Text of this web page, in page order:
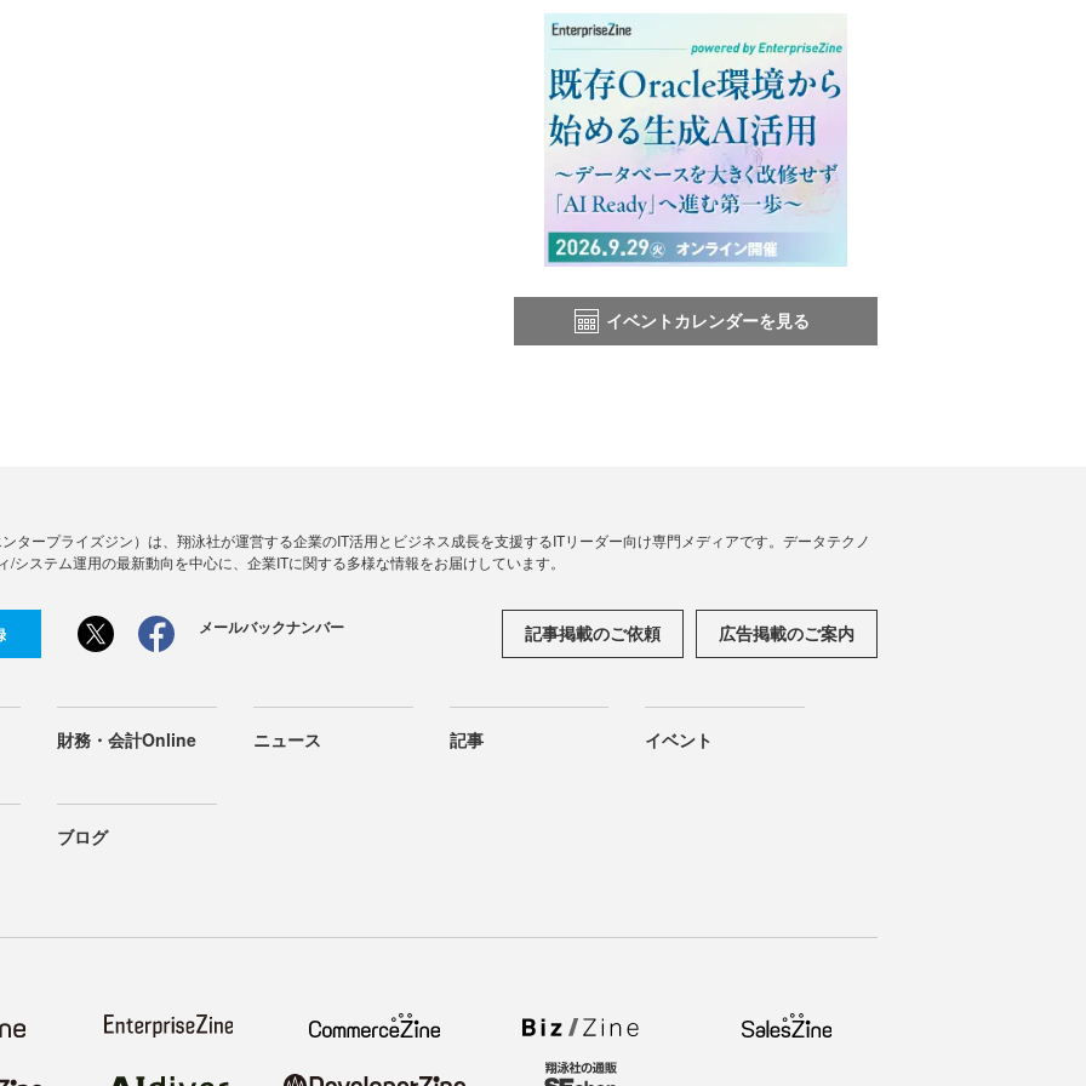
イベントカレンダーを見る
ンタープライズジン）は、翔泳社が運営する企業のIT活用とビジネス成長を支援するITリーダー向け専門メディアです。データテクノ
/システム運用の最新動向を中心に、企業ITに関する多様な情報をお届けしています。
メールバックナンバー 記事掲載のご依頼 広告掲載のご案内
財務・会計Online ニュース 記事 イベント
ブログ